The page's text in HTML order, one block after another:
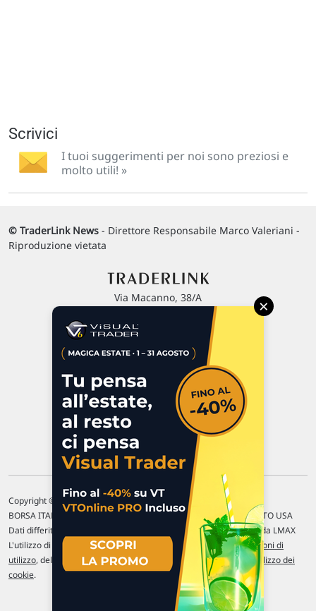
Scrivici
I tuoi suggerimenti per noi sono preziosi e
molto utili! »
© TraderLink News - Direttore Responsabile Marco Valeriani -
Riproduzione vietata
Via Macanno, 38/A
P.IVA 02 452 460 401
Commenti e segnalazioni
Contattaci
Copyright © 1996-2026 Traderlink Italia s.r.l.
BORSA ITALIANA Quotazioni di borsa differite di 15 min. / MERCATO USA
Dati differiti di 15 min. (fonte Intrinio) / FOREX Quotazioni fornite da LMAX
L'utilizzo di questo sito implica l'accettazione delle nostre Condizioni di
utilizzo, del Disclaimer MAR, dellePolitiche sulla privacye dell' Utilizzo dei
cookie.
×